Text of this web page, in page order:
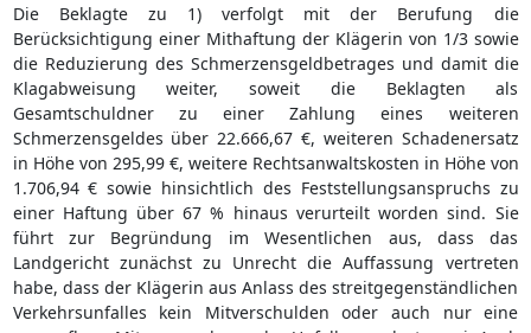
Die Beklagte zu 1) verfolgt mit der Berufung die
Berücksichtigung einer Mithaftung der Klägerin von 1/3 sowie
die Reduzierung des Schmerzensgeldbetrages und damit die
Klagabweisung weiter, soweit die Beklagten als
Gesamtschuldner zu einer Zahlung eines weiteren
Schmerzensgeldes über 22.666,67 €, weiteren Schadenersatz
in Höhe von 295,99 €, weitere Rechtsanwaltskosten in Höhe von
1.706,94 € sowie hinsichtlich des Feststellungsanspruchs zu
einer Haftung über 67 % hinaus verurteilt worden sind. Sie
führt zur Begründung im Wesentlichen aus, dass das
Landgericht zunächst zu Unrecht die Auffassung vertreten
habe, dass der Klägerin aus Anlass des streitgegenständlichen
Verkehrsunfalles kein Mitverschulden oder auch nur eine